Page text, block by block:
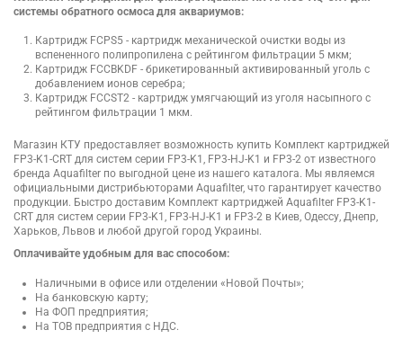
системы обратного осмоса для аквариумов:
Картридж FCPS5 - картридж механической очистки воды из
вспененного полипропилена с рейтингом фильтрации 5 мкм;
Картридж FCCBKDF - брикетированный активированный уголь с
добавлением ионов серебра;
Картридж FCCST2 - картридж умягчающий из уголя насыпного с
рейтингом фильтрации 1 мкм.
Магазин КТУ предоставляет возможность купить Комплект картриджей
FP3-K1-CRT для систем серии FP3-K1, FP3-HJ-K1 и FP3-2 от известного
бренда Aquafilter по выгодной цене из нашего каталога. Мы являемся
официальными дистрибьюторами Aquafilter, что гарантирует качество
продукции. Быстро доставим Комплект картриджей Aquafilter FP3-K1-
CRT для систем серии FP3-K1, FP3-HJ-K1 и FP3-2 в Киев, Одессу, Днепр,
Харьков, Львов и любой другой город Украины.
Оплачивайте удобным для вас способом:
Наличными в офисе или отделении «Новой Почты»;
На банковскую карту;
На ФОП предприятия;
На ТОВ предприятия с НДС.